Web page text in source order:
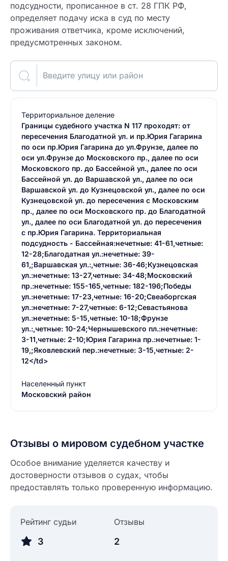
подсудности, прописанное в ст. 28 ГПК РФ,
определяет подачу иска в суд по месту
проживания ответчика, кроме исключений,
предусмотренных законом.
Введите улицу или район
Территориальное деление
Границы судебного участка N 117 проходят: от
пересечения Благодатной ул. и пр.Юрия Гагарина
по оси пр.Юрия Гагарина до ул.Фрунзе, далее по
оси ул.Фрунзе до Московского пр., далее по оси
Московского пр. до Бассейной ул., далее по оси
Бассейной ул. до Варшавской ул., далее по оси
Варшавской ул. до Кузнецовской ул., далее по оси
Кузнецовской ул. до пересечения с Московским
пр., далее по оси Московского пр. до Благодатной
ул., далее по оси Благодатной ул. до пересечения
с пр.Юрия Гагарина. Территориальная
подсудность - Бассейная:нечетные: 41-61,четные:
12-28;Благодатная ул.:нечетные: 39-
61,;Варшавская ул.:,четные: 36-46;Кузнецовская
ул.:нечетные: 13-27,четные: 34-48;Московский
пр.:нечетные: 155-165,четные: 182-196;Победы
ул.:нечетные: 17-23,четные: 16-20;Свеаборгская
ул.:нечетные: 7-27,четные: 6-12;Севастьянова
ул.:нечетные: 5-15,четные: 10-18;Фрунзе
ул.:,четные: 10-24;Чернышевского пл.:нечетные:
3-11,четные: 2-10;Юрия Гагарина пр.:нечетные: 1-
19,;Яковлевский пер.:нечетные: 3-15,четные: 2-
12</td>
Населенный пункт
Московский район
Отзывы о мировом судебном участке
Особое внимание уделяется качеству и
достоверности отзывов о судах, чтобы
предоставлять только проверенную информацию.
Рейтинг судьи
3
Отзывы
2
Введите свое имя